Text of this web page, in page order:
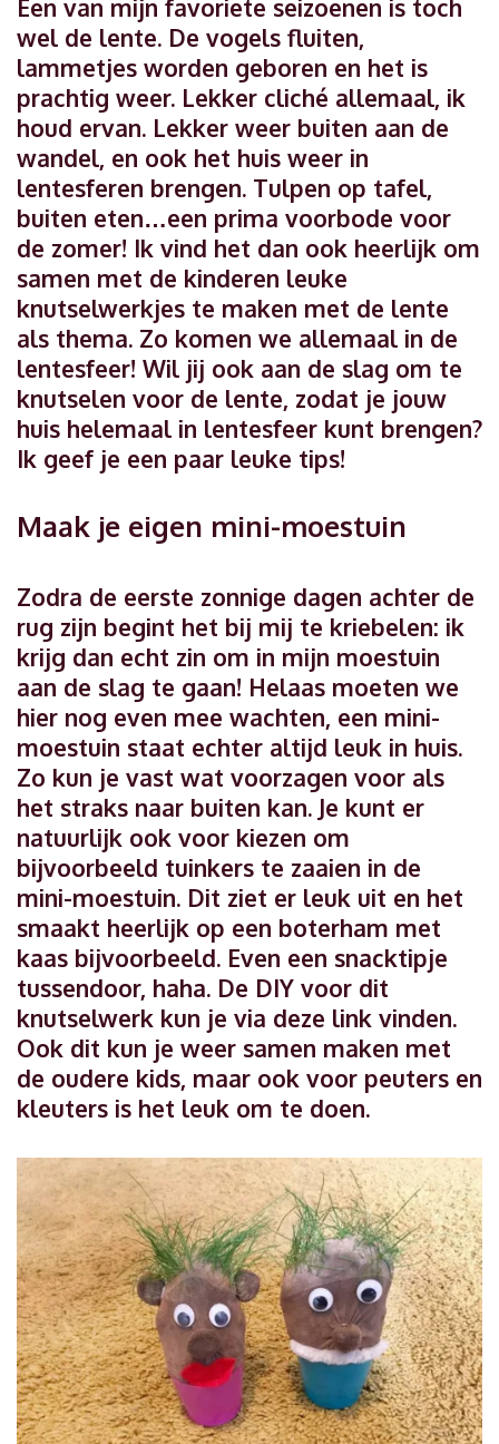
Een van mijn favoriete seizoenen is toch
wel de lente. De vogels fluiten,
lammetjes worden geboren en het is
prachtig weer. Lekker cliché allemaal, ik
houd ervan. Lekker weer buiten aan de
wandel, en ook het huis weer in
lentesferen brengen. Tulpen op tafel,
buiten eten…een prima voorbode voor
de zomer! Ik vind het dan ook heerlijk om
samen met de kinderen leuke
knutselwerkjes te maken met de lente
als thema. Zo komen we allemaal in de
lentesfeer! Wil jij ook aan de slag om te
knutselen voor de lente, zodat je jouw
huis helemaal in lentesfeer kunt brengen?
Ik geef je een paar leuke tips!
Maak je eigen mini-moestuin
Zodra de eerste zonnige dagen achter de
rug zijn begint het bij mij te kriebelen: ik
krijg dan echt zin om in mijn moestuin
aan de slag te gaan! Helaas moeten we
hier nog even mee wachten, een mini-
moestuin staat echter altijd leuk in huis.
Zo kun je vast wat voorzagen voor als
het straks naar buiten kan. Je kunt er
natuurlijk ook voor kiezen om
bijvoorbeeld tuinkers te zaaien in de
mini-moestuin. Dit ziet er leuk uit en het
smaakt heerlijk op een boterham met
kaas bijvoorbeeld. Even een snacktipje
tussendoor, haha. De DIY voor dit
knutselwerk kun je via deze link vinden.
Ook dit kun je weer samen maken met
de oudere kids, maar ook voor peuters en
kleuters is het leuk om te doen.